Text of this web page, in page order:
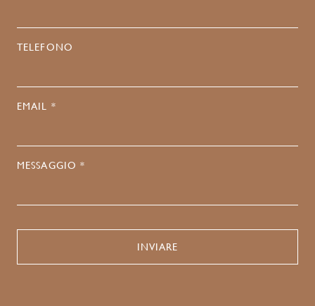
TELEFONO
EMAIL *
MESSAGGIO *